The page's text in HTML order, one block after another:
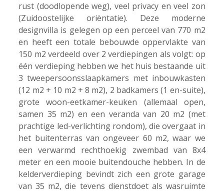
rust (doodlopende weg), veel privacy en veel zon
(Zuidoostelijke oriëntatie). Deze moderne
designvilla is gelegen op een perceel van 770 m2
en heeft een totale bebouwde oppervlakte van
150 m2 verdeeld over 2 verdiepingen als volgt: op
één verdieping hebben we het huis bestaande uit
3 tweepersoonsslaapkamers met inbouwkasten
(12 m2 + 10 m2 + 8 m2), 2 badkamers (1 en-suite),
grote woon-eetkamer-keuken (allemaal open,
samen 35 m2) en een veranda van 20 m2 (met
prachtige led-verlichting rondom), die overgaat in
het buitenterras van ongeveer 60 m2, waar we
een verwarmd rechthoekig zwembad van 8x4
meter en een mooie buitendouche hebben. In de
kelderverdieping bevindt zich een grote garage
van 35 m2, die tevens dienstdoet als wasruimte